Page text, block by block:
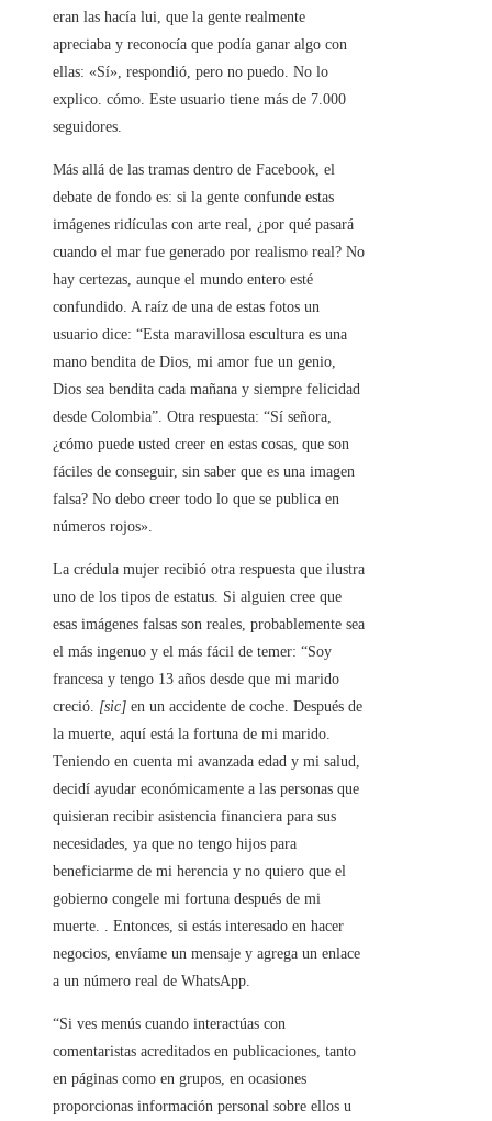
eran las hacía lui, que la gente realmente
apreciaba y reconocía que podía ganar algo con
ellas: «Sí», respondió, pero no puedo. No lo
explico. cómo. Este usuario tiene más de 7.000
seguidores.
Más allá de las tramas dentro de Facebook, el
debate de fondo es: si la gente confunde estas
imágenes ridículas con arte real, ¿por qué pasará
cuando el mar fue generado por realismo real? No
hay certezas, aunque el mundo entero esté
confundido. A raíz de una de estas fotos un
usuario dice: “Esta maravillosa escultura es una
mano bendita de Dios, mi amor fue un genio,
Dios sea bendita cada mañana y siempre felicidad
desde Colombia”. Otra respuesta: “Sí señora,
¿cómo puede usted creer en estas cosas, que son
fáciles de conseguir, sin saber que es una imagen
falsa? No debo creer todo lo que se publica en
números rojos».
La crédula mujer recibió otra respuesta que ilustra
uno de los tipos de estatus. Si alguien cree que
esas imágenes falsas son reales, probablemente sea
el más ingenuo y el más fácil de temer: “Soy
francesa y tengo 13 años desde que mi marido
creció. [sic] en un accidente de coche. Después de
la muerte, aquí está la fortuna de mi marido.
Teniendo en cuenta mi avanzada edad y mi salud,
decidí ayudar económicamente a las personas que
quisieran recibir asistencia financiera para sus
necesidades, ya que no tengo hijos para
beneficiarme de mi herencia y no quiero que el
gobierno congele mi fortuna después de mi
muerte. . Entonces, si estás interesado en hacer
negocios, envíame un mensaje y agrega un enlace
a un número real de WhatsApp.
“Si ves menús cuando interactúas con
comentaristas acreditados en publicaciones, tanto
en páginas como en grupos, en ocasiones
proporcionas información personal sobre ellos u